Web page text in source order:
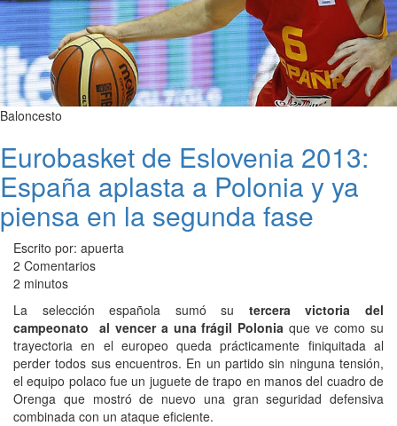
Baloncesto
Eurobasket de Eslovenia 2013:
España aplasta a Polonia y ya
piensa en la segunda fase
Escrito por: apuerta
2 Comentarios
2 minutos
La selección española sumó su tercera victoria del
campeonato al vencer a una frágil Polonia que ve como su
trayectoria en el europeo queda prácticamente finiquitada al
perder todos sus encuentros. En un partido sin ninguna tensión,
el equipo polaco fue un juguete de trapo en manos del cuadro de
Orenga que mostró de nuevo una gran seguridad defensiva
combinada con un ataque eficiente.